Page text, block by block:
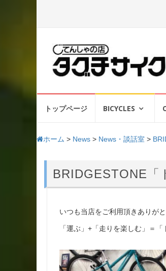
トップページ BICYCLES
ホーム > News > News・談話室 >
BRIDGESTONE「
いつも当店をご利用頂きありがと
「運ぶ」+「走りを楽しむ」＝